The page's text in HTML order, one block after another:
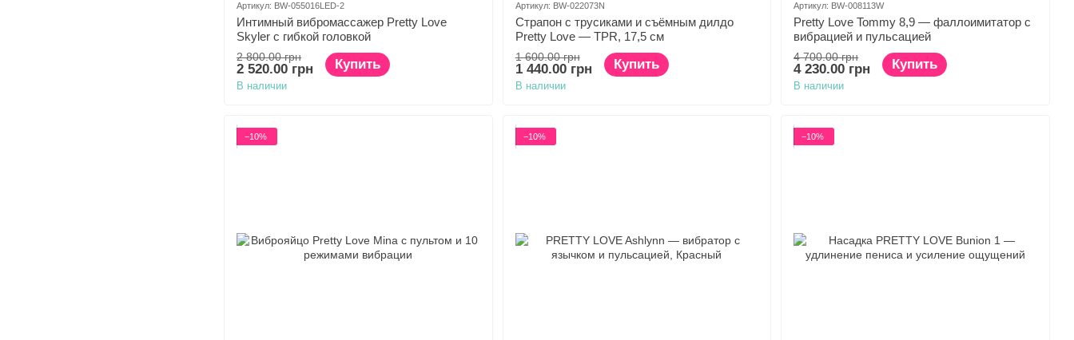
Артикул: BW-055016LED-2
Интимный вибромассажер Pretty Love
Skyler с гибкой головкой
2 800.00 грн
2 520.00 грн Купить
В наличии
Артикул: BW-022073N
Страпон с трусиками и съёмным дилдо
Pretty Love — TPR, 17,5 см
1 600.00 грн
1 440.00 грн Купить
В наличии
Артикул: BW-008113W
Pretty Love Tommy 8,9 — фаллоимитатор с
вибрацией и пульсацией
4 700.00 грн
4 230.00 грн Купить
В наличии
−10% −10% −10%